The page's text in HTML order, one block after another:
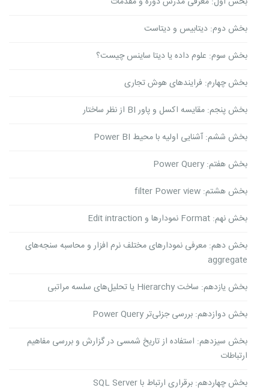
بخش دوم: دیتابیس و دیتاست
بخش سوم: علوم داده یا دیتا ساینس چیست؟
بخش چهارم: فرایندهای هوش تجاری
بخش پنجم: مقایسه اکسل و پاور BI از نظر ساختار
بخش ششم: آشنایی اولیه با محیط Power BI
بخش هفتم: Power Query
بخش هشتم: filter Power view
بخش نهم: Format نمودارها و Edit intraction
بخش دهم: معرفی نمودارهای مختلف نرم افزار و محاسبه سنجه‌های
aggregate
بخش یازدهم: ساخت Hierarchy یا تحلیل‌های سلسه مراتبی
بخش دوازدهم: بررسی جزئی‌تر Power Query
بخش سیزدهم: استفاده از تاریخ شمسی در گزارش و بررسی مفاهیم
ارتباطات
بخش چهاردهم: برقراری ارتباط با SQL Server